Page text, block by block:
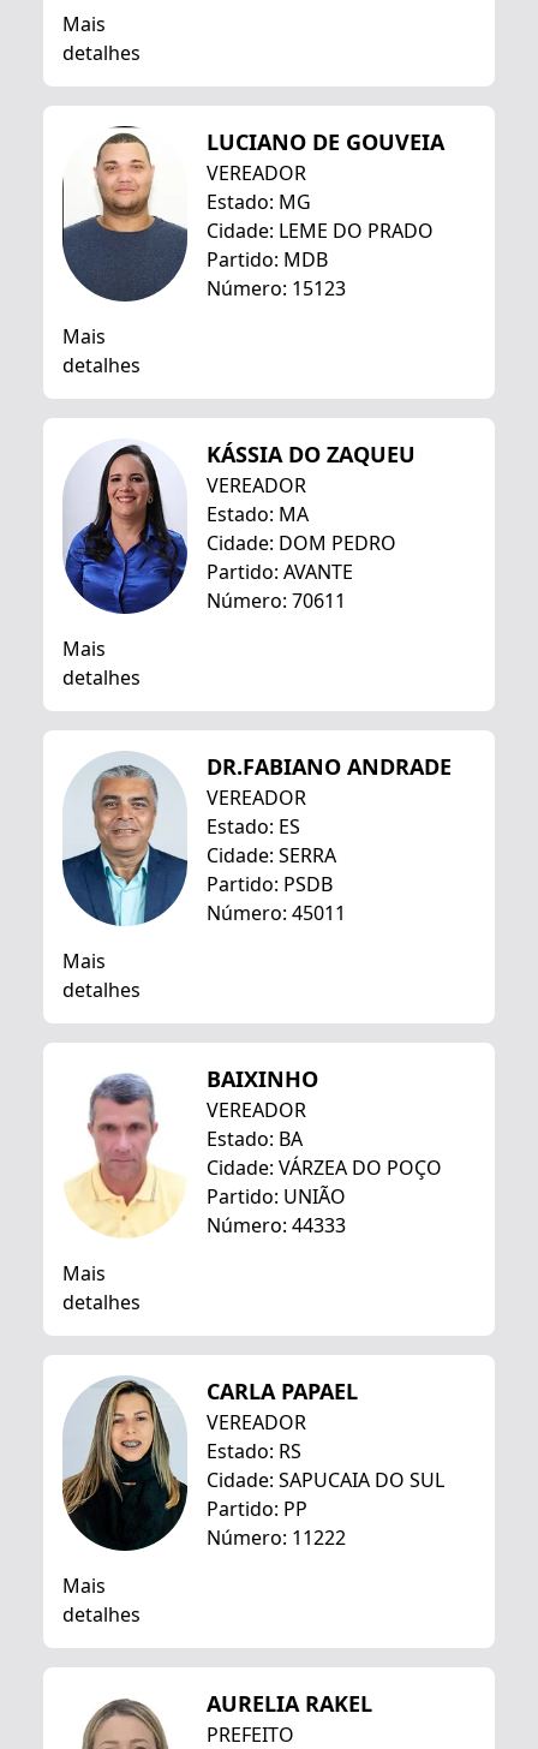
Mais
detalhes
LUCIANO DE GOUVEIA
VEREADOR
Estado: MG
Cidade: LEME DO PRADO
Partido: MDB
Número: 15123
Mais
detalhes
KÁSSIA DO ZAQUEU
VEREADOR
Estado: MA
Cidade: DOM PEDRO
Partido: AVANTE
Número: 70611
Mais
detalhes
DR.FABIANO ANDRADE
VEREADOR
Estado: ES
Cidade: SERRA
Partido: PSDB
Número: 45011
Mais
detalhes
BAIXINHO
VEREADOR
Estado: BA
Cidade: VÁRZEA DO POÇO
Partido: UNIÃO
Número: 44333
Mais
detalhes
CARLA PAPAEL
VEREADOR
Estado: RS
Cidade: SAPUCAIA DO SUL
Partido: PP
Número: 11222
Mais
detalhes
AURELIA RAKEL
PREFEITO